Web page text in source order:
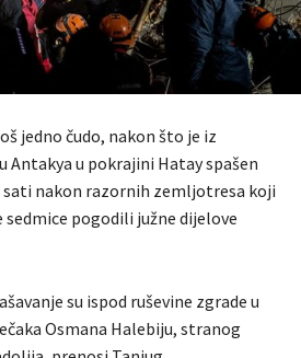
jedno čudo, nakon što je iz
Antakya u pokrajini Hatay spašen
sati nakon razornih zemljotresa koji
pogodili južne dijelove
su ispod ruševine zgrade u
Osmana Halebiju, stranog